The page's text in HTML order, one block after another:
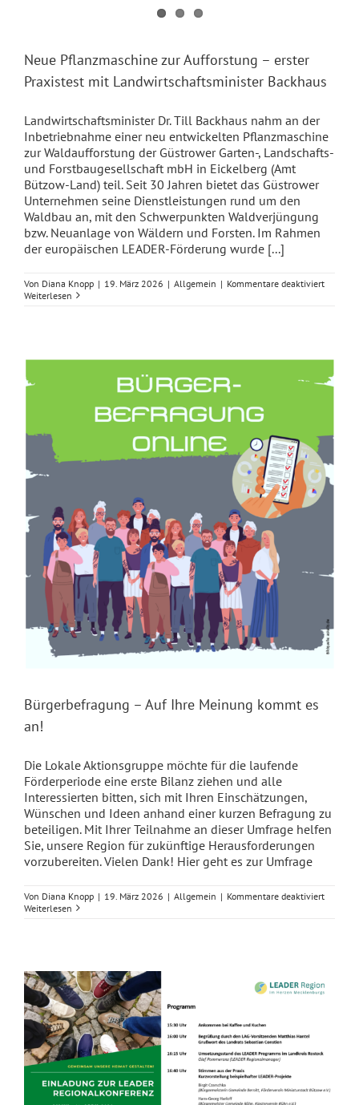
Neue Pflanzmaschine zur Aufforstung – erster
Praxistest mit Landwirtschaftsminister Backhaus
Landwirtschaftsminister Dr. Till Backhaus nahm an der
Inbetriebnahme einer neu entwickelten Pflanzmaschine
zur Waldaufforstung der Güstrower Garten-, Landschafts-
und Forstbaugesellschaft mbH in Eickelberg (Amt
Bützow-Land) teil. Seit 30 Jahren bietet das Güstrower
Unternehmen seine Dienstleistungen rund um den
Waldbau an, mit den Schwerpunkten Waldverjüngung
bzw. Neuanlage von Wäldern und Forsten. Im Rahmen
der europäischen LEADER-Förderung wurde [...]
Von Diana Knopp | 19. März 2026 | Allgemein | Kommentare deaktiviertfür
mit
Weiterlesen
Bürgerbefragung – Auf Ihre Meinung kommt es
an!
Die Lokale Aktionsgruppe möchte für die laufende
Förderperiode eine erste Bilanz ziehen und alle
Interessierten bitten, sich mit Ihren Einschätzungen,
Wünschen und Ideen anhand einer kurzen Befragung zu
beteiligen. Mit Ihrer Teilnahme an dieser Umfrage helfen
Sie, unsere Region für zukünftige Herausforderungen
vorzubereiten. Vielen Dank! Hier geht es zur Umfrage
Von Diana Knopp | 19. März 2026 | Allgemein | Kommentare deaktiviertfür
an!
Weiterlesen